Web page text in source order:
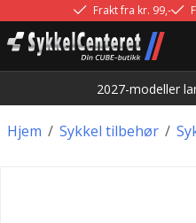
Frakt fra kr. 99,-
2027-modeller
/
Hjem /
Sykkel tilbehør